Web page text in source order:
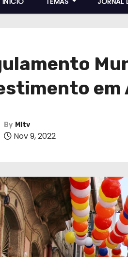
em
By MItv
Nov 9, 2022